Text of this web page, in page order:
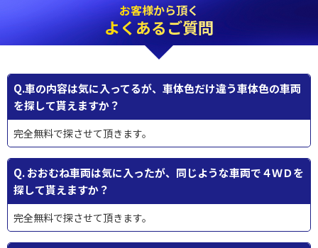
お客様から頂く
よくあるご質問
Q.車の内容は気に入ってるが、車体色だけ違う車体色の車両
を探して貰えますか？
完全無料で探させて頂きます。
Q. おおむね車両は気に入ったが、同じような車両で４ＷＤを
探して貰えますか？
完全無料で探させて頂きます。